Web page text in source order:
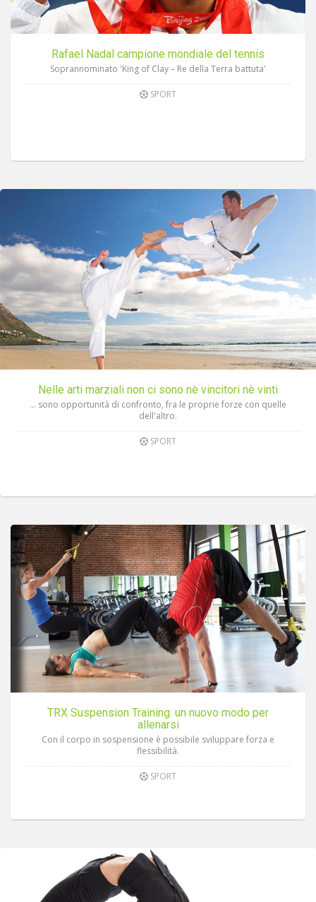
Rafael Nadal campione mondiale del tennis
Soprannominato 'King of Clay – Re della Terra battuta'
SPORT
Nelle arti marziali non ci sono nè vincitori nè vinti
… sono opportunità di confronto, fra le proprie forze con quelle
dell'altro.
SPORT
TRX Suspension Training: un nuovo modo per
allenarsi
Con il corpo in sospensione è possibile sviluppare forza e
flessibilità.
SPORT